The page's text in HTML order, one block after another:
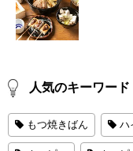
人気のキーワード
もつ焼きばん ハ